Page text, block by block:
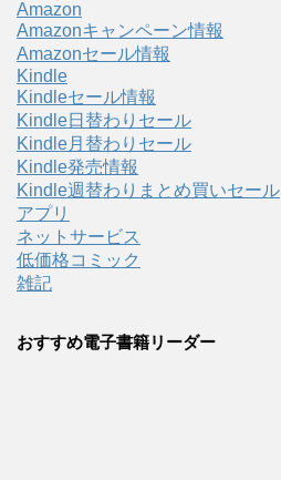
Amazon
Amazonキャンペーン情報
Amazonセール情報
Kindle
Kindleセール情報
Kindle日替わりセール
Kindle月替わりセール
Kindle発売情報
Kindle週替わりまとめ買いセール
アプリ
ネットサービス
低価格コミック
雑記
おすすめ電子書籍リーダー